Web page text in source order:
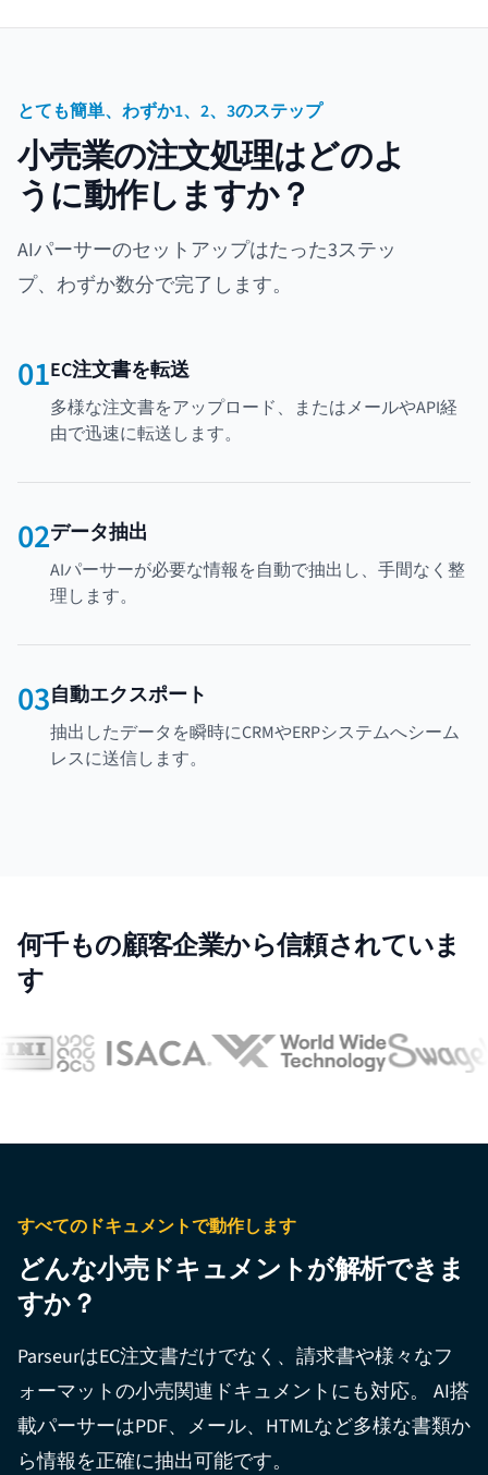
とても簡単、わずか1、2、3のステップ
小売業の注文処理はどのよ
うに動作しますか？
AIパーサーのセットアップはたった3ステッ
プ、わずか数分で完了します。
01EC注文書を転送
多様な注文書をアップロード、またはメールやAPI経
由で迅速に転送します。
02データ抽出
AIパーサーが必要な情報を自動で抽出し、手間なく整
理します。
03自動エクスポート
抽出したデータを瞬時にCRMやERPシステムへシーム
レスに送信します。
何千もの顧客企業から信頼されていま
す
すべてのドキュメントで動作します
どんな小売ドキュメントが解析できま
すか？
ParseurはEC注文書だけでなく、請求書や様々なフ
ォーマットの小売関連ドキュメントにも対応。 AI搭
載パーサーはPDF、メール、HTMLなど多様な書類か
ら情報を正確に抽出可能です。